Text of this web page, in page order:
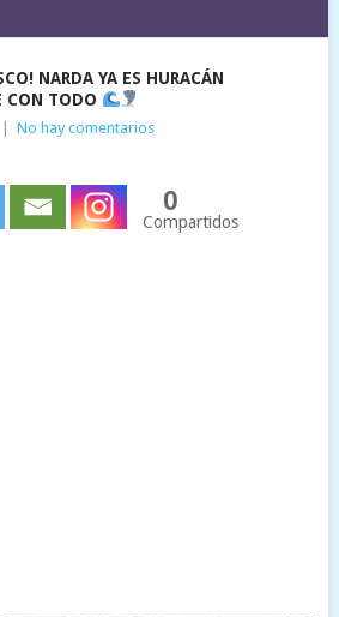
NARDA YA ES HURACÁN
CON TODO
No hay comentarios
0
Compartidos